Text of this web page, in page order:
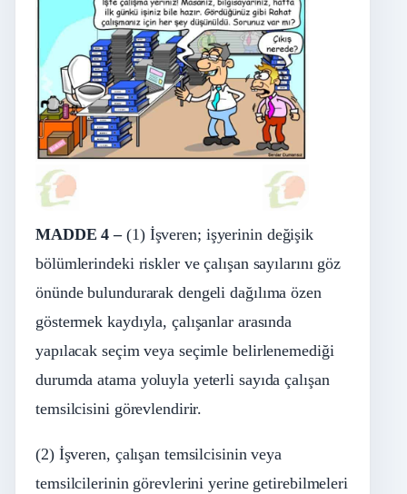
MADDE 4 –(1) İşveren; işyerinin değişik
bölümlerindeki riskler ve çalışan sayılarını göz
önünde bulundurarak dengeli dağılıma özen
göstermek kaydıyla, çalışanlar arasında
yapılacak seçim veya seçimle belirlenemediği
durumda atama yoluyla yeterli sayıda çalışan
temsilcisini görevlendirir.
(2) İşveren, çalışan temsilcisinin veya
temsilcilerinin görevlerini yerine getirebilmeleri